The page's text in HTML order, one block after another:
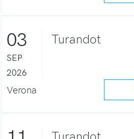
03
SEP
2026
Turandot
Verona
Turandot